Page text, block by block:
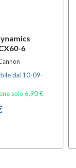
6
dal 10-09-
solo 6,90 €